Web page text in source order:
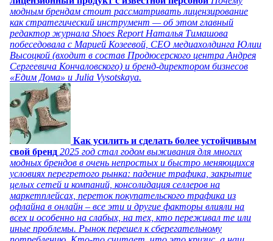
модным брендам стоит рассматривать лицензирование
как стратегический инструмент — об этом главный
редактор журнала Shoes Report Наталья Тимашова
побеседовала с Марией Козеевой, СЕО медиахолдинга Юлии
Высоцкой (входит в состав Продюсерского центра Андрея
Сергеевича Кончаловского) и бренд-директором бизнесов
«Едим Дома» и Julia Vysotskaya.
Как усилить и сделать более устойчивым
свой бренд 2025 год стал годом выживания для многих
модных брендов в очень непростых и быстро меняющихся
условиях перегретого рынка: падение трафика, закрытие
целых сетей и компаний, консолидация селлеров на
маркетплейсах, переток покупательского трафика из
офлайна в онлайн – все эти и другие факторы влияли на
всех и особенно на слабых, на тех, кто переживал те или
иные проблемы. Рынок перешел к сберегательному